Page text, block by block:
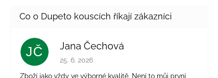
JČ Jana Čechová
Hodnocení obchodu je 5 z 5 hvězdiček.
25. 6. 2026
Zboží jako vždy ve výborné kvalitě. Není to můj první